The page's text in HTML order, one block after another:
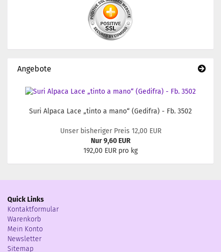
Angebote
Suri Alpaca Lace „tinto a mano“ (Gedifra) - Fb. 3502
Unser bisheriger Preis 12,00 EUR
Nur 9,60 EUR
192,00 EUR pro kg
Quick Links
Kontaktformular
Warenkorb
Mein Konto
Newsletter
Sitemap